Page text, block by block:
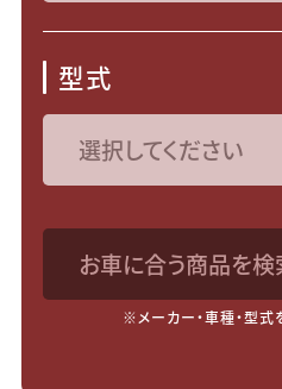
型式
お車に合う商品を検
※メーカー・車種・型式